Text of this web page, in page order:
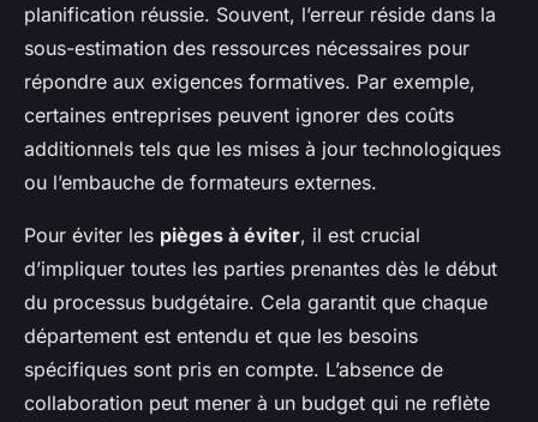
planification réussie. Souvent, l’erreur réside dans la
sous-estimation des ressources nécessaires pour
répondre aux exigences formatives. Par exemple,
certaines entreprises peuvent ignorer des coûts
additionnels tels que les mises à jour technologiques
ou l’embauche de formateurs externes.
Pour éviter les pièges à éviter, il est crucial
d’impliquer toutes les parties prenantes dès le début
du processus budgétaire. Cela garantit que chaque
département est entendu et que les besoins
spécifiques sont pris en compte. L’absence de
collaboration peut mener à un budget qui ne reflète